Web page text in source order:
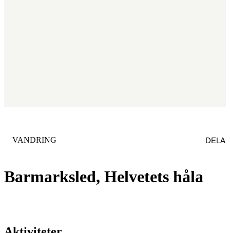
Barmarksled, Helvetets håla
KATEGORI:
VANDRING DELA